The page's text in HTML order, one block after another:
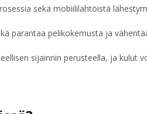
sekä mobiililähtöistä
parantaa pelikokemusta ja
sijainnin perusteella, ja kulut